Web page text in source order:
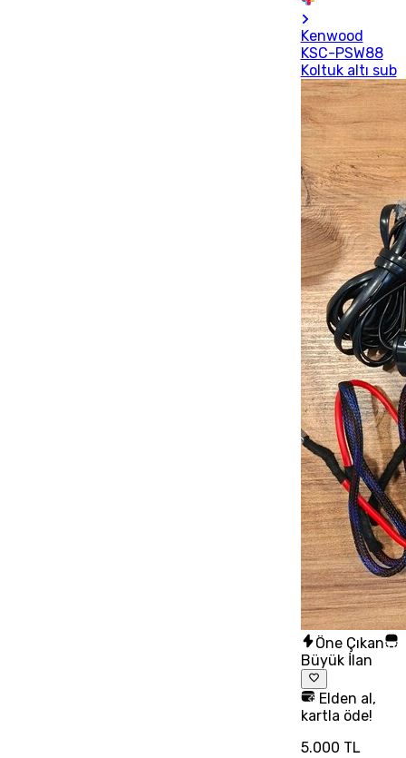
Kenwood
KSC-PSW88
Koltuk altı sub
Öne Çıkan
Büyük İlan
Elden al,
kartla öde!
5.000 TL